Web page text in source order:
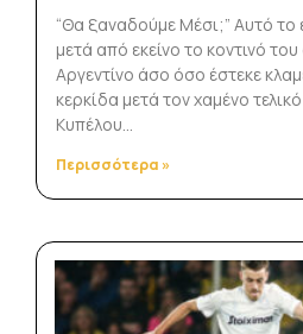
“Θα ξαναδούμε Μέσι;” Αυτό
μετά από εκείνο το κοντινό
Αργεντίνο άσο όσο έστεκε
κερκίδα μετά τον χαμένο
Κυπέλου…
Περισσότερα »